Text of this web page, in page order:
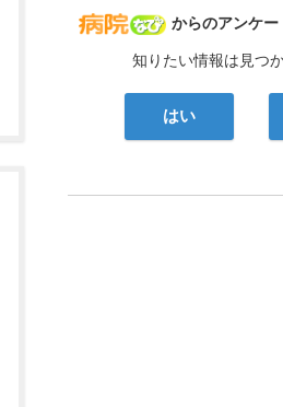
病院なび
からのアンケー
知りたい情報は見つ
はい